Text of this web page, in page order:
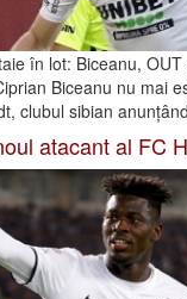
în lot: Biceanu,
Biceanu nu mai
clubul sibian
atacant al FC